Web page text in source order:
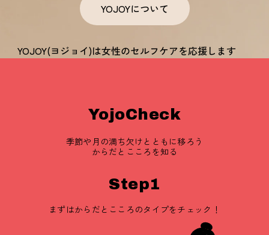
YOJOYについて
YOJOY(ヨジョイ)は女性のセルフケアを応援します
YojoCheck
季節や月の満ち欠けとともに移ろう
からだとこころを知る
Step1
まずはからだとこころのタイプをチェック！